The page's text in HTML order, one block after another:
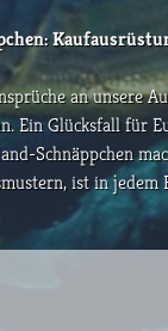
an unsere
Ein Glücksfall für
Schnäppchen
ist in jedem